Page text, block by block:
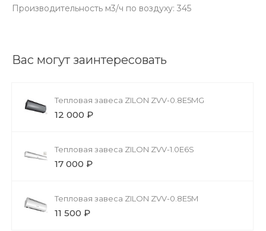
Производительность м3/ч по воздуху: 345
Вас могут заинтересовать
Тепловая завеса ZILON ZVV-0.8E5MG
12 000 ₽
Тепловая завеса ZILON ZVV-1.0E6S
17 000 ₽
Тепловая завеса ZILON ZVV-0.8E5M
11 500 ₽